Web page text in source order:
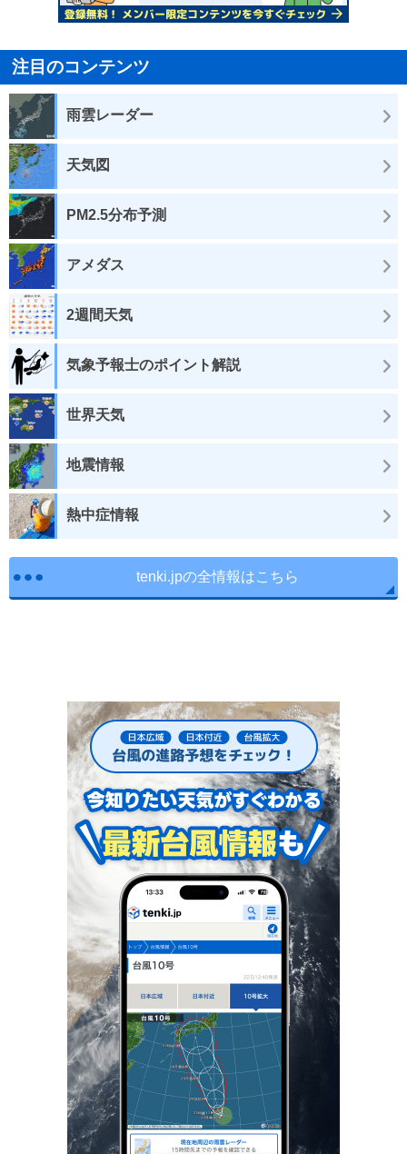
注目のコンテンツ
雨雲レーダー
天気図
PM2.5分布予測
アメダス
2週間天気
気象予報士のポイント解説
世界天気
地震情報
熱中症情報
tenki.jpの全情報はこちら